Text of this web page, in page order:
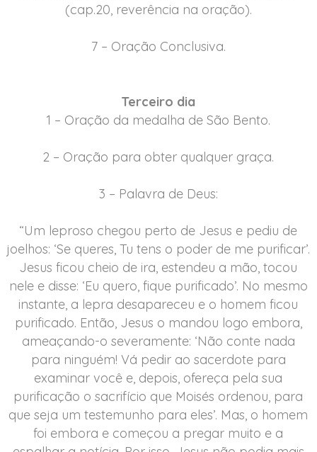
(cap.20, reverência na oração).
7 – Oração Conclusiva.
Terceiro dia
1 – Oração da medalha de São Bento.
2 – Oração para obter qualquer graça.
3 – Palavra de Deus:
“Um leproso chegou perto de Jesus e pediu de
joelhos: ‘Se queres, Tu tens o poder de me purificar’.
Jesus ficou cheio de ira, estendeu a mão, tocou
nele e disse: ‘Eu quero, fique purificado’. No mesmo
instante, a lepra desapareceu e o homem ficou
purificado. Então, Jesus o mandou logo embora,
ameaçando-o severamente: ‘Não conte nada
para ninguém! Vá pedir ao sacerdote para
examinar você e, depois, ofereça pela sua
purificação o sacrifício que Moisés ordenou, para
que seja um testemunho para eles’. Mas, o homem
foi embora e começou a pregar muito e a